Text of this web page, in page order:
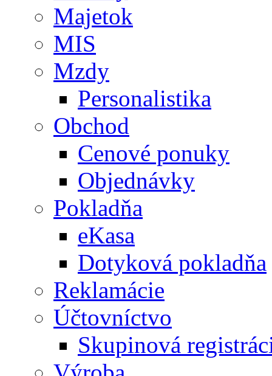
Majetok
MIS
Mzdy
Personalistika
Obchod
Cenové ponuky
Objednávky
Pokladňa
eKasa
Dotyková pokladňa
Reklamácie
Účtovníctvo
Skupinová